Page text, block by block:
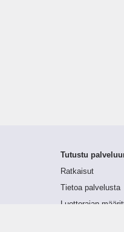
Tutustu
Ratkaisut
Tietoa palvelusta
Luottorajan